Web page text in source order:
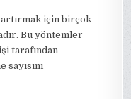
artırmak için birçok
Bu yöntemler
tarafından